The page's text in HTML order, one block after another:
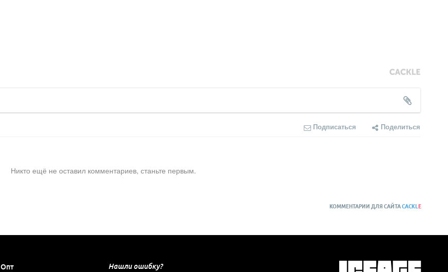
Подписаться Поделиться
Никто ещё не оставил комментариев, станьте первым.
КОММЕНТАРИИ ДЛЯ САЙТАCACKL E
Опт
Нашли ошибку?